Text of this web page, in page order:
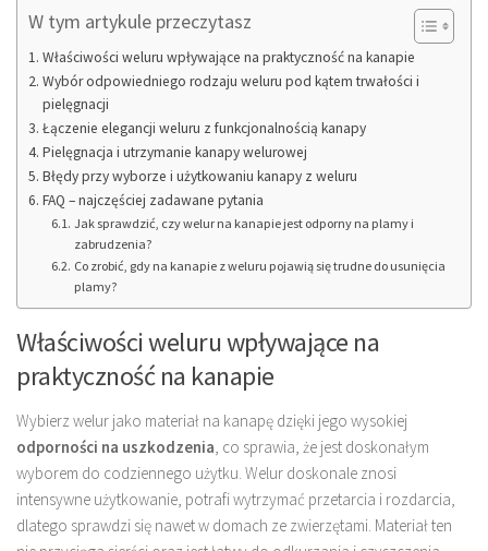
W tym artykule przeczytasz
Właściwości weluru wpływające na praktyczność na kanapie
Wybór odpowiedniego rodzaju weluru pod kątem trwałości i
pielęgnacji
Łączenie elegancji weluru z funkcjonalnością kanapy
Pielęgnacja i utrzymanie kanapy welurowej
Błędy przy wyborze i użytkowaniu kanapy z weluru
FAQ – najczęściej zadawane pytania
Jak sprawdzić, czy welur na kanapie jest odporny na plamy i
zabrudzenia?
Co zrobić, gdy na kanapie z weluru pojawią się trudne do usunięcia
plamy?
Właściwości weluru wpływające na
praktyczność na kanapie
Wybierz welur jako materiał na kanapę dzięki jego wysokiej
odporności na uszkodzenia , co sprawia, że jest doskonałym
wyborem do codziennego użytku. Welur doskonale znosi
intensywne użytkowanie, potrafi wytrzymać przetarcia i rozdarcia,
dlatego sprawdzi się nawet w domach ze zwierzętami. Materiał ten